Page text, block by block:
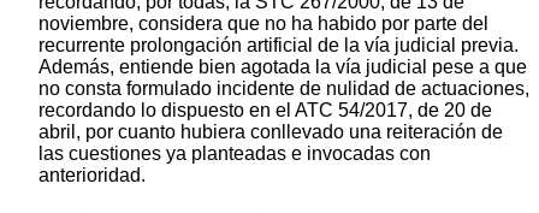
noviembre, considera que no ha habido por parte del
recurrente prolongación artificial de la vía judicial previa.
Además, entiende bien agotada la vía judicial pese a que
no consta formulado incidente de nulidad de actuaciones,
recordando lo dispuesto en el ATC 54/2017, de 20 de
abril, por cuanto hubiera conllevado una reiteración de
las cuestiones ya planteadas e invocadas con
anterioridad.